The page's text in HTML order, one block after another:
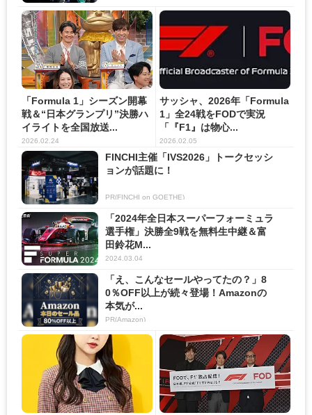
「Formula 1」シーズン開幕
戦＆“日本グランプリ”決勝ハ
イライトを全国放送...
2026.02.24
サッシャ、2026年「Formula
1」全24戦をFODで実況
「『F1』は物心...
2026.02.05
FINCHI主催「IVS2026」トークセッシ
ョンが話題に！
PR(FINCHI on GOETHE)
「2024年全日本スーパーフォーミュラ
選手権」決勝全9戦を無料生中継＆富
田鈴花M...
2024.03.04
「え、こんなセールやってたの？」8
0％OFF以上が続々登場！Amazonの
本気が...
PR(Amazon)